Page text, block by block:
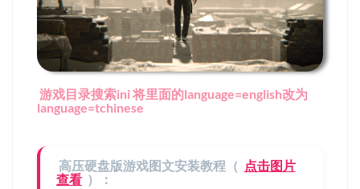
游戏目录搜索ini 将里面的language=english改为
language=tchinese
高压硬盘版游戏图文安装教程（ 点击图片
查看 ）：